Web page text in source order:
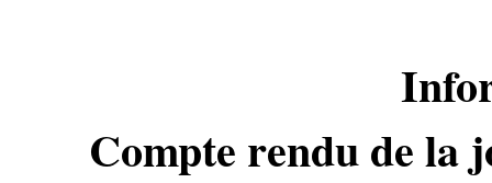
Compte rendu de la